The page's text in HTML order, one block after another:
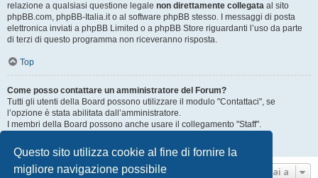
Questo sito utilizza cookie al fine di fornire la
migliore navigazione possibile
relazione a qualsiasi questione legale non direttamente collegata al sito
phpBB.com, phpBB-Italia.it o al software phpBB stesso. I messaggi di posta
elettronica inviati a phpBB Limited o a phpBB Store riguardanti l’uso da parte
di terzi di questo programma non riceveranno risposta.
Top
Come posso contattare un amministratore del Forum?
Tutti gli utenti della Board possono utilizzare il modulo "Contattaci", se
l’opzione è stata abilitata dall’amministratore.
I membri della Board possono anche usare il collegamento "Staff".
Top
Vai a